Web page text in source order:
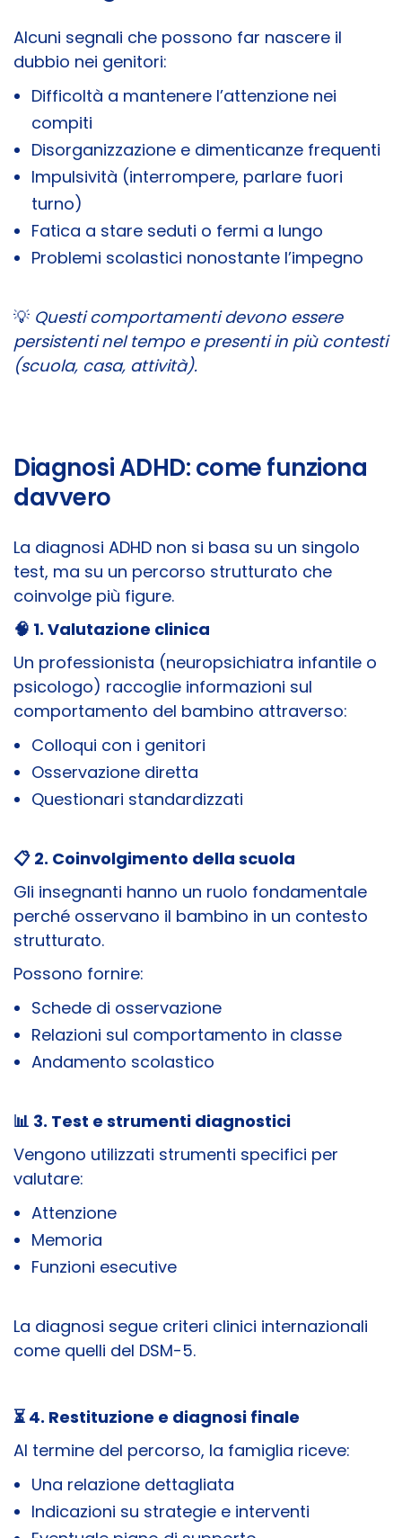
Alcuni segnali che possono far nascere il
dubbio nei genitori:
Difficoltà a mantenere l’attenzione nei
compiti
Disorganizzazione e dimenticanze frequenti
Impulsività (interrompere, parlare fuori
turno)
Fatica a stare seduti o fermi a lungo
Problemi scolastici nonostante l’impegno
💡 Questi comportamenti devono essere
persistenti nel tempo e presenti in più contesti
(scuola, casa, attività).
Diagnosi ADHD: come funziona
davvero
La diagnosi ADHD non si basa su un singolo
test, ma su un percorso strutturato che
coinvolge più figure.
🧠 1. Valutazione clinica
Un professionista (neuropsichiatra infantile o
psicologo) raccoglie informazioni sul
comportamento del bambino attraverso:
Colloqui con i genitori
Osservazione diretta
Questionari standardizzati
📋 2. Coinvolgimento della scuola
Gli insegnanti hanno un ruolo fondamentale
perché osservano il bambino in un contesto
strutturato.
Possono fornire:
Schede di osservazione
Relazioni sul comportamento in classe
Andamento scolastico
📊 3. Test e strumenti diagnostici
Vengono utilizzati strumenti specifici per
valutare:
Attenzione
Memoria
Funzioni esecutive
La diagnosi segue criteri clinici internazionali
come quelli del DSM-5.
⏳ 4. Restituzione e diagnosi finale
Al termine del percorso, la famiglia riceve:
Una relazione dettagliata
Indicazioni su strategie e interventi